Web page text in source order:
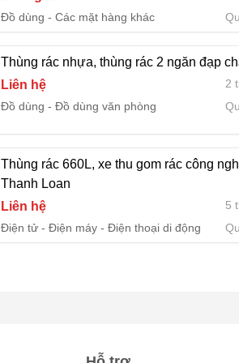
Đồ dùng
Các mặt hàng khác
Thùng rác nhựa, thùng rác 2 ngăn đạp
Liên hệ
2
Đồ dùng
Đồ dùng văn phòng
Thùng rác 660L, xe thu gom rác công
Thanh Loan
Liên hệ
5
Điện tử - Điện máy
Điện thoại di động